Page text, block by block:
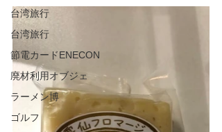
台湾旅行
台湾旅行
節電カードENECON
廃材利用オブジェ
ラーメン博
ゴルフ